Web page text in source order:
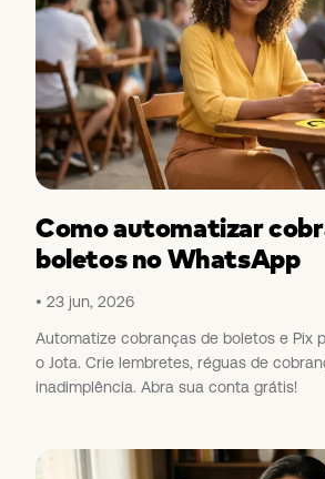
Como automatizar
boletos no WhatsApp
23 jun, 2026
Automatize cobranças de boletos e Pix
o Jota. Crie lembretes, réguas de
inadimplência. Abra sua conta grátis!